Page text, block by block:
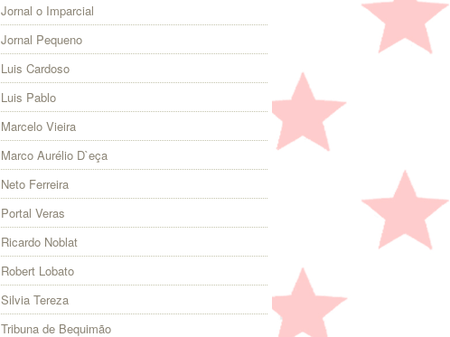
Jornal o Imparcial
Jornal Pequeno
Luis Cardoso
Luis Pablo
Marcelo Vieira
Marco Aurélio D`eça
Neto Ferreira
Portal Veras
Ricardo Noblat
Robert Lobato
Silvia Tereza
Tribuna de Bequimão